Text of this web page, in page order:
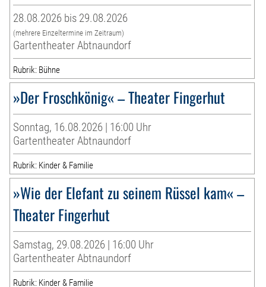
28.08.2026 bis 29.08.2026
(mehrere Einzeltermine im Zeitraum)
Gartentheater Abtnaundorf
Rubrik: Bühne
»Der Froschkönig« – Theater Fingerhut
Sonntag, 16.08.2026 | 16:00 Uhr
Gartentheater Abtnaundorf
Rubrik: Kinder & Familie
»Wie der Elefant zu seinem Rüssel kam« –
Theater Fingerhut
Samstag, 29.08.2026 | 16:00 Uhr
Gartentheater Abtnaundorf
Rubrik: Kinder & Familie